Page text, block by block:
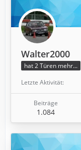
Walter2000
hat 2 Türen mehr...
Letzte Aktivität
Beiträge
1.084